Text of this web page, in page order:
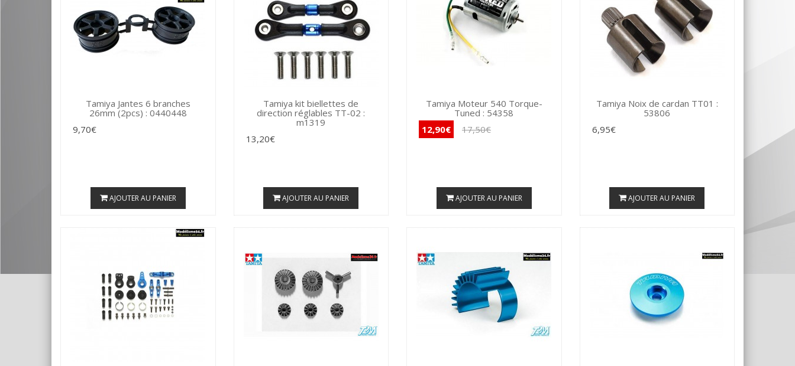
Tamiya Jantes 6 branches
26mm (2pcs) : 0440448
9,70€
AJOUTER AU PANIER
Tamiya kit biellettes de
direction réglables TT-02 :
m1319
13,20€
AJOUTER AU PANIER
Tamiya Moteur 540 Torque-
Tuned : 54358
12,90€
17,50€
AJOUTER AU PANIER
Tamiya Noix de cardan TT01 :
53806
6,95€
AJOUTER AU PANIER